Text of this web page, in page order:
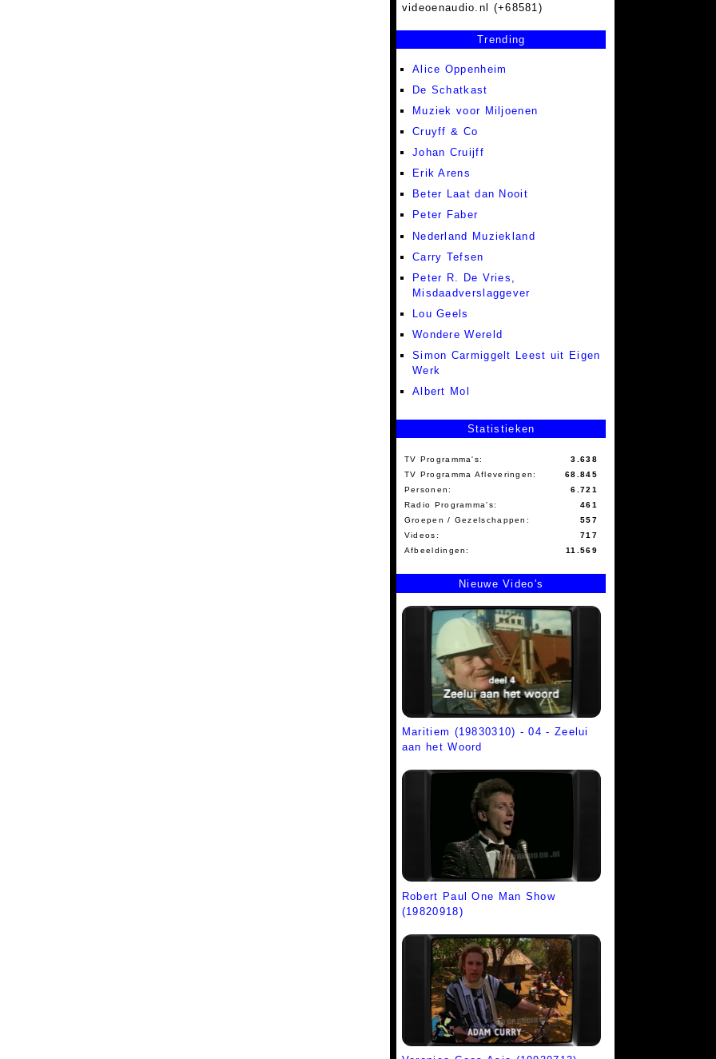
videoenaudio.nl (+68581)
Trending
Alice Oppenheim
De Schatkast
Muziek voor Miljoenen
Cruyff & Co
Johan Cruijff
Erik Arens
Beter Laat dan Nooit
Peter Faber
Nederland Muziekland
Carry Tefsen
Peter R. De Vries,
Misdaadverslaggever
Lou Geels
Wondere Wereld
Simon Carmiggelt Leest uit Eigen
Werk
Albert Mol
Statistieken
TV Programma's:
3.638
TV Programma Afleveringen:
68.845
Personen:
6.721
Radio Programma's:
461
Groepen / Gezelschappen:
557
Videos:
717
Afbeeldingen:
11.569
Nieuwe Video's
Maritiem (19830310) - 04 - Zeelui
aan het Woord
Robert Paul One Man Show
(19820918)